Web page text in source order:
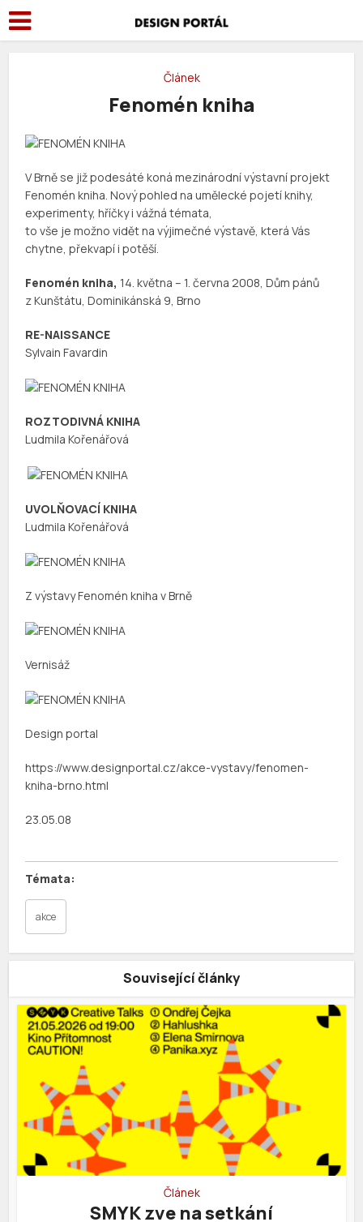
Článek
Fenomén kniha
V Brně se již podesáté koná mezinárodní výstavní projekt
Fenomén kniha. Nový pohled na umělecké pojetí knihy,
experimenty, hříčky i vážná témata,
to vše je možno vidět na výjimečné výstavě, která Vás
chytne, překvapí i potěší.
Fenomén kniha,14. května – 1. června 2008, Dům pánů
z Kunštátu, Dominikánská 9, Brno
RE-NAISSANCE
Sylvain Favardin
ROZTODIVNÁ KNIHA
Ludmila Kořenářová
UVOLŇOVACÍ KNIHA
Ludmila Kořenářová
Z výstavy Fenomén kniha v Brně
Vernisáž
Design portal
https://www.designportal.cz/akce-vystavy/fenomen-
kniha-brno.html
23.05.08
akce
Související články
Článek
SMYK zve na setkání